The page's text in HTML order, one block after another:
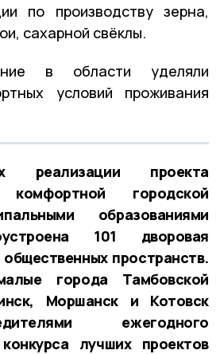
по производству зерна,
сахарной свёклы.
в области уделяли
условий проживания
проекта
комфортной городской
образованиями
101 дворовая
общественных пространств.
города Тамбовской
Моршанск и Котовск
ежегодного
лучших проектов